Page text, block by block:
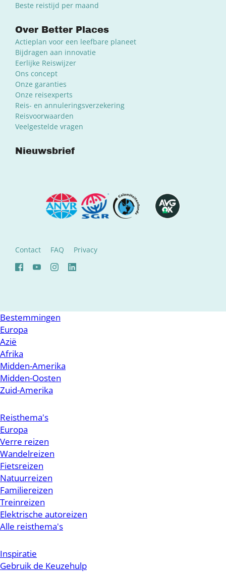
Beste reistijd per maand
Over Better Places
Actieplan voor een leefbare planeet
Bijdragen aan innovatie
Eerlijke Reiswijzer
Ons concept
Onze garanties
Onze reisexperts
Reis- en annuleringsverzekering
Reisvoorwaarden
Veelgestelde vragen
Nieuwsbrief
Contact FAQ Privacy
Bestemmingen
Europa
Azië
Afrika
Midden-Amerika
Midden-Oosten
Zuid-Amerika
Reisthema's
Europa
Verre reizen
Wandelreizen
Fietsreizen
Natuurreizen
Familiereizen
Treinreizen
Elektrische autoreizen
Alle reisthema's
Inspiratie
Gebruik de Keuzehulp